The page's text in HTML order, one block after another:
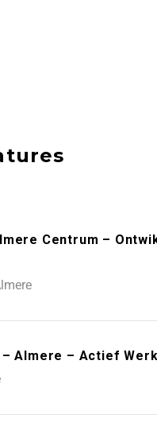
Centrum –
Almere – Actief